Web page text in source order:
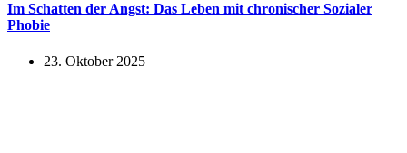
Im Schatten der Angst: Das Leben mit chronischer Sozialer
Phobie
23. Oktober 2025